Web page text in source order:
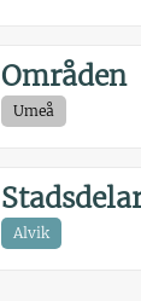
Områden
Umeå
Alvik